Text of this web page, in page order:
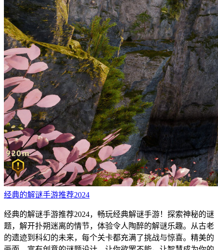
经典的解谜手游推荐2024
经典的解谜手游推荐2024，畅玩经典解谜手游！探索神秘的谜
题，解开扑朔迷离的情节，体验令人陶醉的解谜乐趣。从古老
的遗迹到科幻的未来，每个关卡都充满了挑战与惊喜。精美的